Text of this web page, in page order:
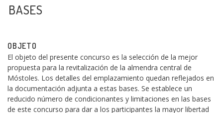
BASES
OBJETO
El objeto del presente concurso es la selección de la mejor
propuesta para la revitalización de la almendra central de
Móstoles. Los detalles del emplazamiento quedan reflejados en
la documentación adjunta a estas bases. Se establece un
reducido número de condicionantes y limitaciones en las bases
de este concurso para dar a los participantes la mayor libertad